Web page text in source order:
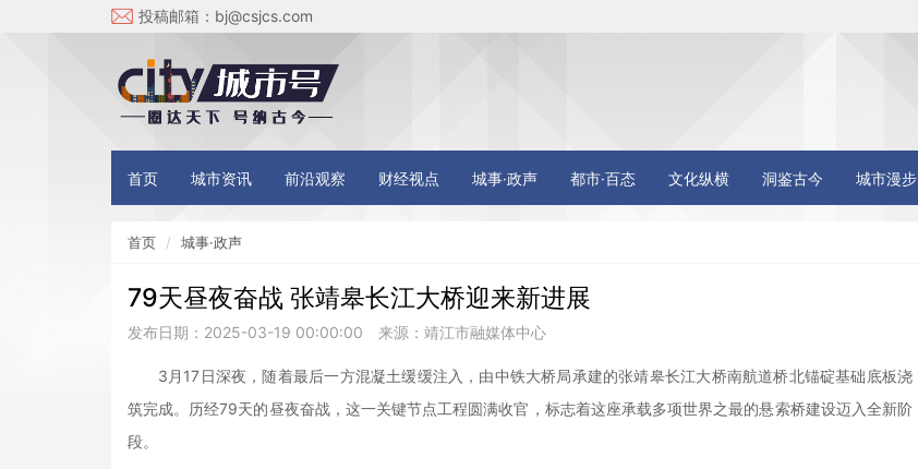
投稿邮箱： bj@csjcs.com
首页 城市资讯 前沿观察 财经视点 城事·政声 都市·百态 文化纵横 洞鉴古今 城市漫步
首页 城事·政声
79天昼夜奋战 张靖皋长江大桥迎来新进展
发布日期：2025-03-19 00:00:00 来源：靖江市融媒体中心
3月17日深夜，随着最后一方混凝土缓缓注入，由中铁大桥局承建的张靖皋长江大桥南航道桥北锚碇基础底板浇
筑完成。历经79天的昼夜奋战，这一关键节点工程圆满收官，标志着这座承载多项世界之最的悬索桥建设迈入全新阶
段。